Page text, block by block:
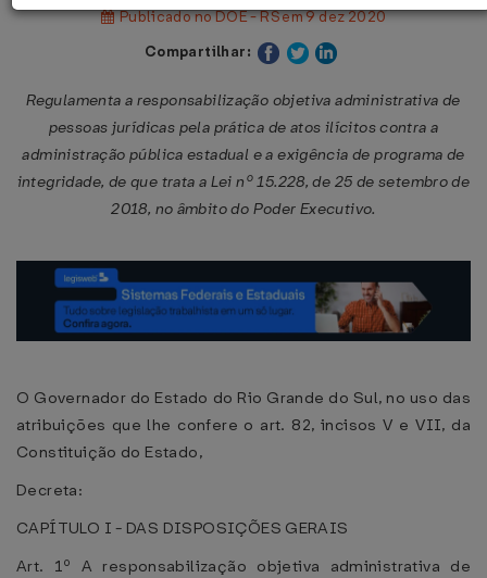
Publicado no DOE - RS em 9 dez 2020
Compartilhar:
Regulamenta a responsabilização objetiva administrativa de
pessoas jurídicas pela prática de atos ilícitos contra a
administração pública estadual e a exigência de programa de
integridade, de que trata a Lei nº 15.228, de 25 de setembro de
2018, no âmbito do Poder Executivo.
O Governador do Estado do Rio Grande do Sul, no uso das
atribuições que lhe confere o art. 82, incisos V e VII, da
Constituição do Estado,
Decreta:
CAPÍTULO I - DAS DISPOSIÇÕES GERAIS
Art. 1º A responsabilização objetiva administrativa de